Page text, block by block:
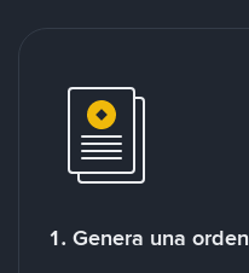
1. Genera una orden